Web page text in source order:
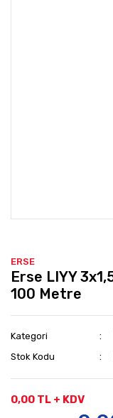
ERSE
Erse LIYY
100 Metre
Kategori
Stok Kodu
0,00 TL + KDV